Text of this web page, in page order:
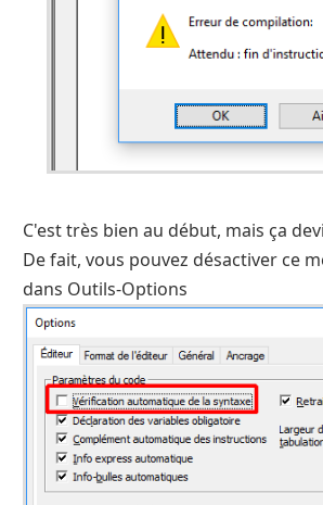
C'est très bien au début, mais ça
De fait, vous pouvez désactiver ce
dans Outils-Options